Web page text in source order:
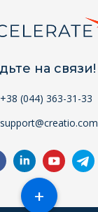
на связи!
+38 (044) 363-31-33
support@creatio.com
+